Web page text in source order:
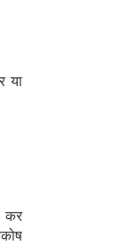
या
कर